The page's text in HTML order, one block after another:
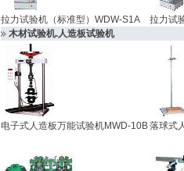
拉力试验机（标准型）WDW-S1A
拉力试
木材试验机.人造板试验机
电子式人造板万能试验机MWD-10B落球式